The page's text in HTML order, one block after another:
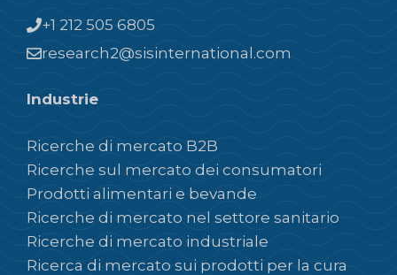
+1 212 505 6805
research2@sisinternational.com
Industrie
Ricerche di mercato B2B
Ricerche sul mercato dei consumatori
Prodotti alimentari e bevande
Ricerche di mercato nel settore sanitario
Ricerche di mercato industriale
Ricerca di mercato sui prodotti per la cura